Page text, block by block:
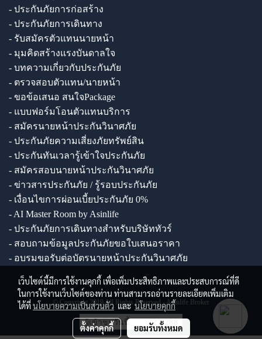
- ประกันภัยการก่อสร้าง
- ประกันภัยการเดินทาง
- รับสมัครตัวแทนนายหน้า
- มุมคิดสร้างแรงบันดาลใจ
- บทความเกี่ยวกับประกันภัย
- ตรวจสอบตัวแทน/นายหน้า
- ขอข้อเสนอ สนใจPackage
- แบบฟอร์มโอนตัวแทนบริการ
- สมัครนายหน้าประกันวินาศภัย
- ประกันภัยความเสี่ยงภัยทรัพย์สิน
- ประกันทันเวลารู้เข้าใจประกันภัย
- สมัครสอบนายหน้าประกันวินาศภัย
- ข่าวสารประกันภัย / รู้รอบประกันภัย
- เงื่อนไขการผ่อนเบี้ยประกันภัย 0%
- AI Master Room by Asinlife
- ประกันภัยการเดินทางสำหรับบริษัททัวร์
- สอบถามข้อมูลประกันภัยขอใบเสนอราคา
- อบรมขอรับต่อบัตรนายหน้าประกันวินาศภัย
© Copyright 2019 All Rights Reserved - Asinlife Broker
ผู้เข้าชมวันนี้ 27,288
เว็บไซต์นี้มีการใช้งานคุกกี้ เพื่อเพิ่มประสิทธิภาพและประสบการณ์ที่ดี
ในการใช้งานเว็บไซต์ของท่าน ท่านสามารถอ่านรายละเอียดเพิ่มเติม
ได้ที่นโยบายความเป็นส่วนตัว และนโยบายคุกกี้
ตั้งค่าคุกกี้ ยอมรับทั้งหมด